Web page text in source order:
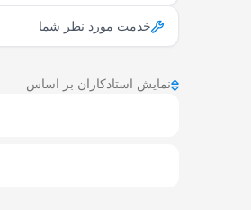
خدمت مورد نظر شما
نمایش استادکاران بر اساس